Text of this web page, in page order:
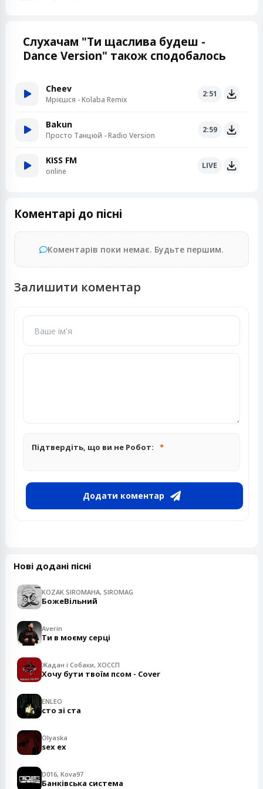
Слухачам "Ти щаслива будеш -
Dance Version" також сподобалось
Cheev
Мрієшся - Kolaba Remix
2:51
Bakun
Просто Танцюй - Radio Version
2:59
KISS FM
online
LIVE
Коментарі до пісні
Коментарів поки немає. Будьте першим.
Залишити коментар
Підтвердіть, що ви не Робот:
Додати коментар
Нові додані пісні
KOZAK SIROMAHA, SIROMAG
БожеВільний
Averin
Ти в моєму серці
Жадан і Собаки, ХОССП
Хочу бути твоїм псом - Cover
ENLEO
сто зі ста
Olyaska
sex ex
D016, Kova97
Банківська система